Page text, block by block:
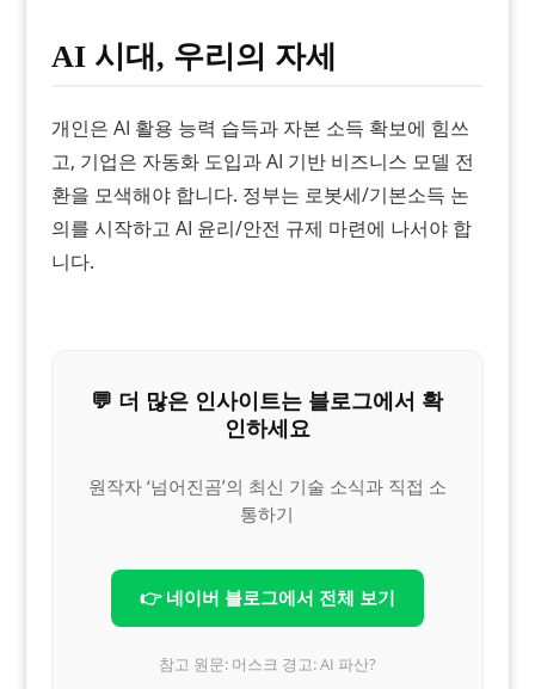
AI 시대, 우리의 자세
개인은 AI 활용 능력 습득과 자본 소득 확보에 힘쓰
고, 기업은 자동화 도입과 AI 기반 비즈니스 모델 전
환을 모색해야 합니다. 정부는 로봇세/기본소득 논
의를 시작하고 AI 윤리/안전 규제 마련에 나서야 합
니다.
💬 더 많은 인사이트는 블로그에서 확
인하세요
원작자 ‘넘어진곰’의 최신 기술 소식과 직접 소
통하기
👉 네이버 블로그에서 전체 보기
참고 원문: 머스크 경고: AI 파산?